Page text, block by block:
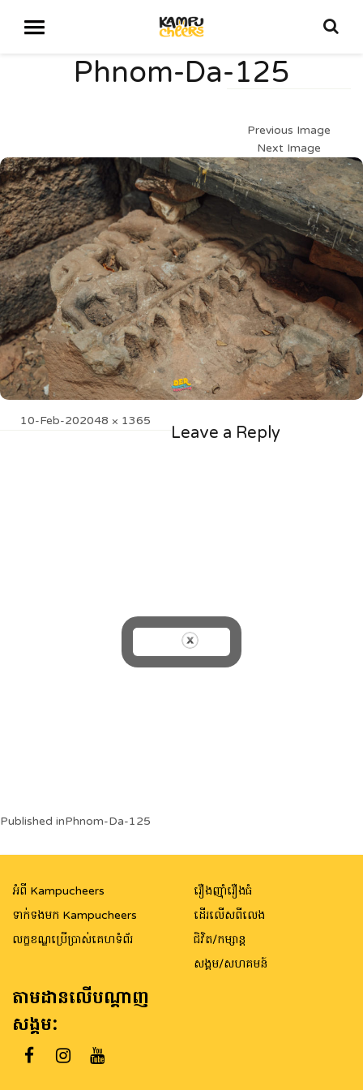
Phnom-Da-125
Previous Image
Next Image
Posted
10-Feb-20Full
2048 × 1365
Leave a Reply
Post
navigation
Published inPhnom-Da-125
អំពី Kampucheers
ទាក់ទងមក Kampucheers
លក្ខខណ្ឌប្រើប្រាស់គេហទំព័រ
រឿងញ៉ាំរឿងធំ
ដើរលើសពីលេង
ជិវិត/កម្សាន្ត
សង្គម/សហគមន៍
តាមដានលើបណ្តាញ
សង្គម: